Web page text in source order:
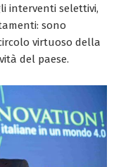
interventi selettivi,
sono
virtuoso della
del paese.